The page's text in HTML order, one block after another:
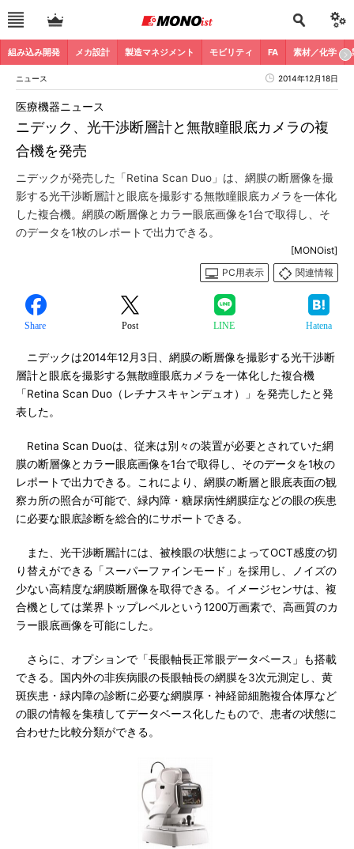
組み込み開発 メカ設計 製造マネジメント モビリティ FA 素材／化学
ニュース 2014年12月18日
ニデック、光干渉断層計と無散瞳眼底カメラの複
合機を発売
医療機器ニュース
ニデックが発売した「Retina Scan Duo」は、網膜の断層像を撮
影する光干渉断層計と眼底を撮影する無散瞳眼底カメラを一体化
した複合機。網膜の断層像とカラー眼底画像を1台で取得し、そ
のデータを1枚のレポートで出力できる。
[MONOist]
PC用表示
関連情報
Share Post LINE Hatena
ニデックは2014年12月3日、網膜の断層像を撮影する光干渉断
層計と眼底を撮影する無散瞳眼底カメラを一体化した複合機
「Retina Scan Duo（レチナスキャンデュオ）」を発売したと発
表した。
Retina Scan Duoは、従来は別々の装置が必要とされていた網
膜の断層像とカラー眼底画像を1台で取得し、そのデータを1枚の
レポートで出力できる。これにより、網膜の断層と眼底表面の観
察カ所の照合が可能で、緑内障・糖尿病性網膜症などの眼の疾患
に必要な眼底診断を総合的にサポートできる。
また、光干渉断層計には、被検眼の状態によってOCT感度の切
り替えができる「スーパーファインモード」を採用し、ノイズの
少ない高精度な網膜断層像を取得できる。イメージセンサは、複
合機としては業界トップレベルという1200万画素で、高画質のカ
ラー眼底画像を可能にした。
さらに、オプションで「長眼軸長正常眼データベース」も搭載
できる。国内外の非疾病眼の長眼軸長の網膜を3次元測定し、黄
斑疾患・緑内障の診断に必要な網膜厚・神経節細胞複合体厚など
の眼の情報を集積してデータベース化したもので、患者の状態に
合わせた比較分類ができる。